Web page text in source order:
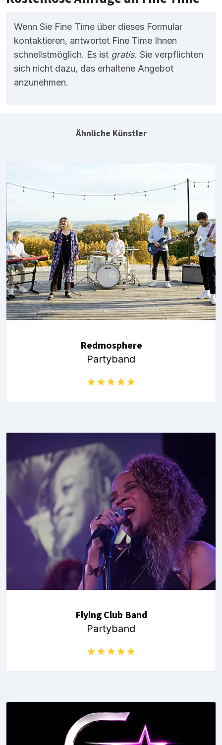
Wenn Sie Fine Time über dieses Formular
kontaktieren, antwortet Fine Time Ihnen
schnellstmöglich. Es ist gratis. Sie verpflichten
sich nicht dazu, das erhaltene Angebot
anzunehmen.
Ähnliche Künstler
Redmosphere
Partyband
Flying Club Band
Partyband